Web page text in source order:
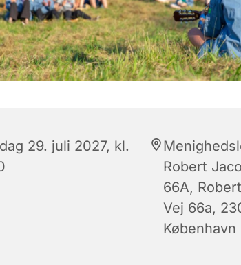
29. juli 2027, kl.
Robert
66A,
Vej 66a,
København